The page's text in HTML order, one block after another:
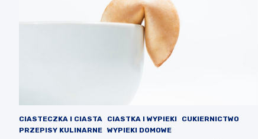
CIASTECZKA I CIASTA CIASTKA I WYPIEKI
CUKIERNICTWO
PRZEPISY KULINARNE WYPIEKI DOMOWE